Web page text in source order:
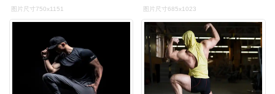
图片尺寸750x1151 图片尺寸685x1023